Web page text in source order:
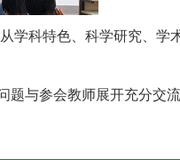
学科特色、科学研究、学
题与参会教师展开充分交